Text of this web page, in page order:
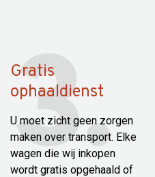
Gratis
ophaaldienst
U moet zicht geen zorgen
maken over transport. Elke
wagen die wij inkopen
wordt gratis opgehaald of